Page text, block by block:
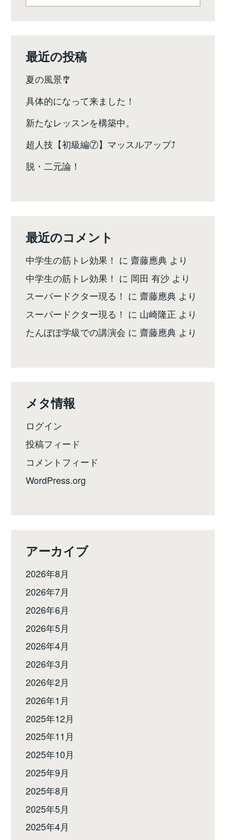
最近の投稿
夏の風景🎐
具体的になって来ました！
新たなレッスンを構築中。
超人技【初級編⑦】マッスルアップ⤴️
脱・二元論！
最近のコメント
中学生の筋トレ効果！ に齋藤應典 より
中学生の筋トレ効果！ に 岡田 有沙 より
スーパードクター現る！ に齋藤應典 より
スーパードクター現る！ に 山崎隆正 より
たんぽぽ学級での講演会 に齋藤應典 より
メタ情報
ログイン
投稿フィード
コメントフィード
WordPress.org
アーカイブ
2026年8月
2026年7月
2026年6月
2026年5月
2026年4月
2026年3月
2026年2月
2026年1月
2025年12月
2025年11月
2025年10月
2025年9月
2025年8月
2025年5月
2025年4月